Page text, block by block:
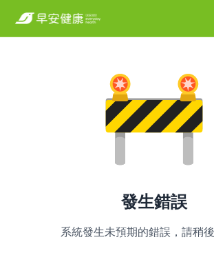
發生錯誤
系統發生未預期的錯誤，請稍後